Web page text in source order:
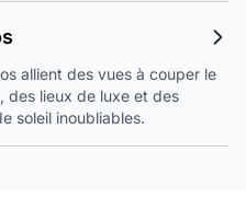
allient des vues à couper le
des lieux de luxe et des
soleil inoubliables.